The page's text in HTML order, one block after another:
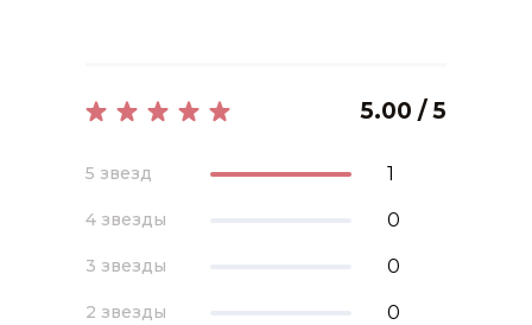
5.00 / 5
5 звезд 1
4 звезды 0
3 звезды 0
2 звезды 0